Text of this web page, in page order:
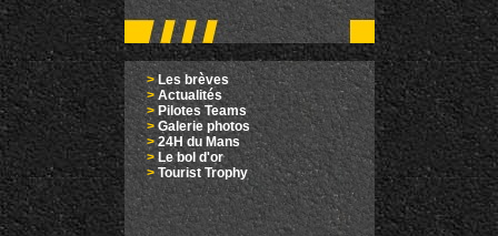
>Les brèves
> Actualités
> Pilotes Teams
>Galerie photos
>24H du Mans
>Le bol d'or
> Tourist Trophy